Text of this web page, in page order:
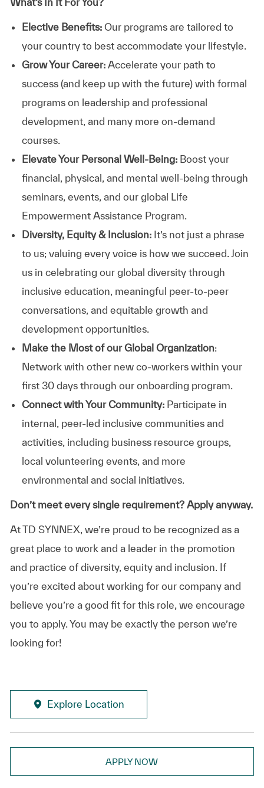
Elective Benefits:Our programs are tailored to
your country to best accommodate your lifestyle.
Grow Your Career: Accelerate your path to
success (and keep up with the future) with formal
programs on leadership and professional
development, and many more on-demand
courses.
Elevate Your Personal Well-Being:Boost your
financial, physical, and mental well-being through
seminars, events, and our global Life
Empowerment Assistance Program.
Diversity, Equity & Inclusion: It’s not just a phrase
to us; valuing every voice is how we succeed. Join
us in celebrating our global diversity through
inclusive education, meaningful peer-to-peer
conversations, and equitable growth and
development opportunities.
Make the Most of our Global Organization:
Network with other new co-workers within your
first 30 days through our onboarding program.
Connect with Your Community:Participate in
internal, peer-led inclusive communities and
activities, including business resource groups,
local volunteering events, and more
environmental and social initiatives.
Don’t meet every single requirement? Apply anyway.
At TD SYNNEX, we’re proud to be recognized as a
great place to work and a leader in the promotion
and practice of diversity, equity and inclusion. If
you’re excited about working for our company and
believe you’re a good fit for this role, we encourage
you to apply. You may be exactly the person we’re
looking for!
Explore Location
APPLY NOW